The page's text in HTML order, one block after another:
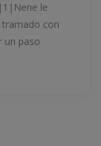
le
tramado con
un paso